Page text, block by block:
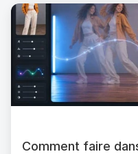
Comment faire